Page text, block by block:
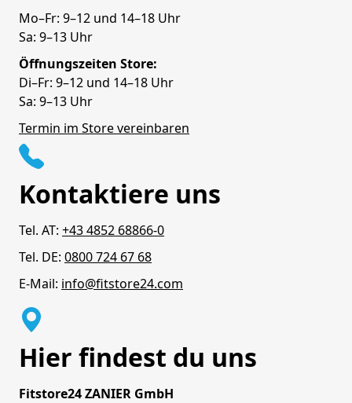
Mo–Fr: 9–12 und 14–18 Uhr
Sa: 9–13 Uhr
Öffnungszeiten Store:
Di–Fr: 9–12 und 14–18 Uhr
Sa: 9–13 Uhr
Termin im Store vereinbaren
Kontaktiere uns
Tel. AT: +43 4852 68866-0
Tel. DE: 0800 724 67 68
E-Mail: info@fitstore24.com
Hier findest du uns
Fitstore24 ZANIER GmbH